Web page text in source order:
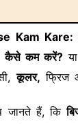
में
Kam Kare:
कैसे कम करें?
कूलर, फ्रिज
जानते हैं, कि